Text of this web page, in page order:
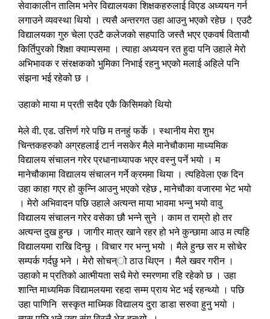
सेवाकालीन तालिम भनेर विद्यालयका शिक्षकहरुलाई विएड अध्ययन गर्न
लगाउने व्यवस्था थियो । त्यसै अन्तरगत उहा आउनु भएको रहेछ । एउटै
विद्यालयका गुरु चेला एउटै कलेजको सहपाठि जस्तै भएर एकवर्ष वितायौ
किर्तिपुरको शिक्षा क्याम्पसमा । त्याहा अध्ययन रत हुदा पनि उहाले मेरो
अभिभावक र संरक्षकको भुमिका निभाई रहनु भएको मलाई अहिले पनि
संझना भई रहेको छ ।
उहाको माया म प्रती सदैव एकै किसिमको थियो
मेले वी. एड. उत्तिर्ण गरे पछि म तनहुं फर्के । स्थानीय मेरा शुभ
चिन्तकहरुको अग्रहलाई टार्न नसकेर मैले मानेचौकामा माध्यमिक
विद्यालय संचालन गरेर प्रधानाध्यापक भएर वस्नु पर्ने भयो । म
मानेचौकामा विद्यालय संचालन गर्ने क्रममा थिया । त्यहिवेला एक दिन
उहा काहा गएर हो कुन्नि आउनु भएको रहेछ , मानेचौका वजारमा भेट भयो
। मेरो अभिवादन पछि उहाले अत्यन्त माया भावमा भन्नु भयो वावु
विद्यालय संचालन गरेर वसेका छौ भन्ने सुने । काम त राम्रो हो तर
अत्यन्त दुख हुन्छ । जागीर मात्र खाने रहर हो भने कुन्छामा आउ म त्यहि
विद्यालयमा राखि दिन्छु । विचार गर भन्नु भयो । मैले हुन्छ सर म सोचेर
सम्पर्क गर्दछु भने । मेरो सोचन्ो ठाउ थिएन । मैले खवर गरीन ।
उहाको म प्रतिको आत्मीयता सधै मेरो स्मरणमा रहि रहेको छ । उहा
शान्ति माध्यमिक विद्यामलयमा रहदा सम्म प्राय भेट भई रहन्थ्यो । पछि
उहा पाणिनि सस्कृत माध्मिक विद्यालय दुरा डाडा सरुवा हुनु भयो ।